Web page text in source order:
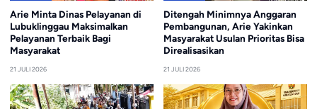
Arie Minta Dinas Pelayanan di
Lubuklinggau Maksimalkan
Pelayanan Terbaik Bagi
Masyarakat
21 JULI 2026
Ditengah Minimnya Anggaran
Pembangunan, Arie Yakinkan
Masyarakat Usulan Prioritas Bisa
Direalisasikan
21 JULI 2026